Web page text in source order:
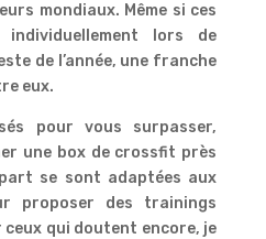
mondiaux. Même si ces
individuellement lors de
de l’année, une franche
eux.
pour vous surpasser,
une box de crossfit près
se sont adaptées aux
proposer des trainings
qui doutent encore, je